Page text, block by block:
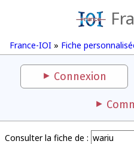
France-IOI » Fiche
Connexion
Consulter la fiche de :